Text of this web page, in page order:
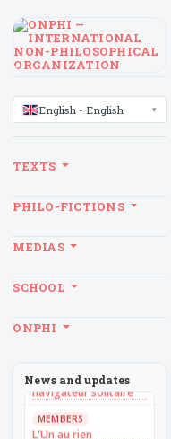
LANGUAGE
English - English
TEXTS
PHILO-FICTIONS
MEDIAS
SCHOOL
ONPHI
News and updates
Sans recul
Théorie du
navigateur solitaire
MEMBERS
L'Un au rien